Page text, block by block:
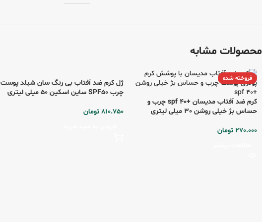
محصولات مشابه
فروخته شده
کرم ضد آفتاب مدیسان +spf 40 چرب و
حساس بژ خیلی روشن 30 میلی لیتری
270.000 تومان
ژل کرم ضد آفتاب بی رنگ سان شیلد پوست
چرب SPF50 ساین اسکین 50 میلی لیتری
810.750 تومان